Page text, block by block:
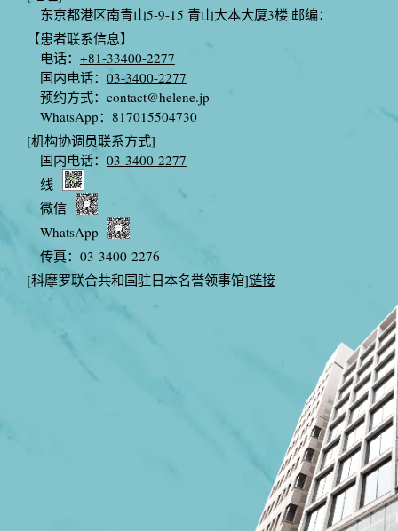
东京都港区南青山5-9-15 青山大本大厦3楼 邮编：
【患者联系信息】
电话： +81-33400-2277
国内电话： 03-3400-2277
预约方式： contact@helene.jp
WhatsApp：817015504730
[机构协调员联系方式]
国内电话： 03-3400-2277
线
微信
WhatsApp
传真：03-3400-2276
[科摩罗联合共和国驻日本名誉领事馆]链接